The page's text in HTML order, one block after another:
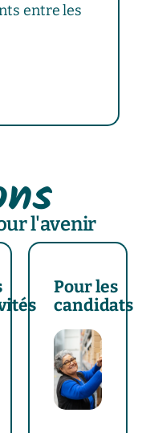
entre les
l'avenir
Pour les
candidats